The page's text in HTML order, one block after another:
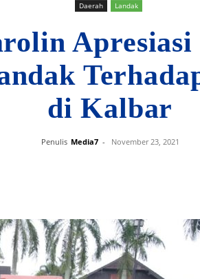
Daerah Landak
Apresiasi
di Kalbar
Penulis Media7 - November 23, 2021